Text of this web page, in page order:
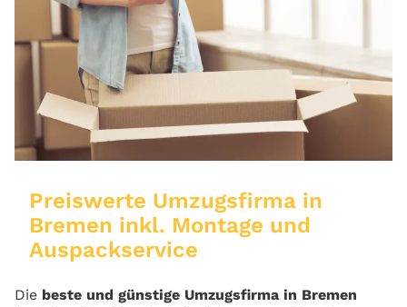
Preiswerte Umzugsfirma in
Bremen inkl. Montage und
Auspackservice
Die beste und günstige Umzugsfirma in Bremen